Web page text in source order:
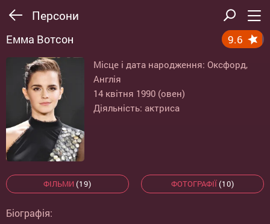
Персони
Емма Вотсон 9.6
Місце і дата народження: Оксфорд,
Англія
14 квітня 1990 (овен)
Діяльність: актриса
ФІЛЬМИ (19) ФОТОГРАФІЇ(10)
Біографія: